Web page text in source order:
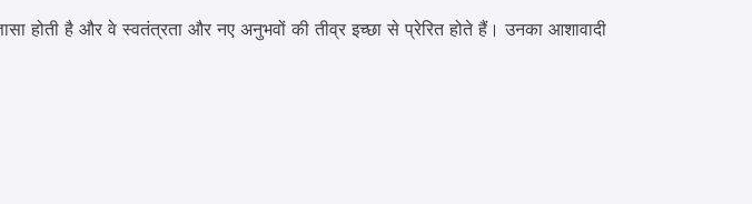
होती है और वे स्वतंत्रता और नए अनुभवों की तीव्र इच्छा से प्रेरित होते हैं। उनका आशावादी